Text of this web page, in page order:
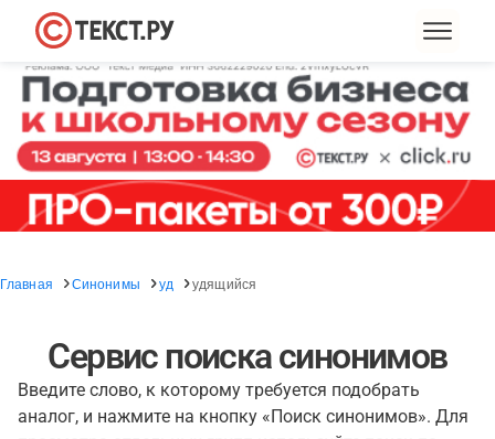
Главная Синонимы уд удящийся
Сервис поиска синонимов
Введите слово, к которому требуется подобрать
аналог, и нажмите на кнопку «Поиск синонимов». Для